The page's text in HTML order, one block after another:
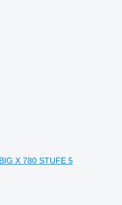
X 780 STUFE 5